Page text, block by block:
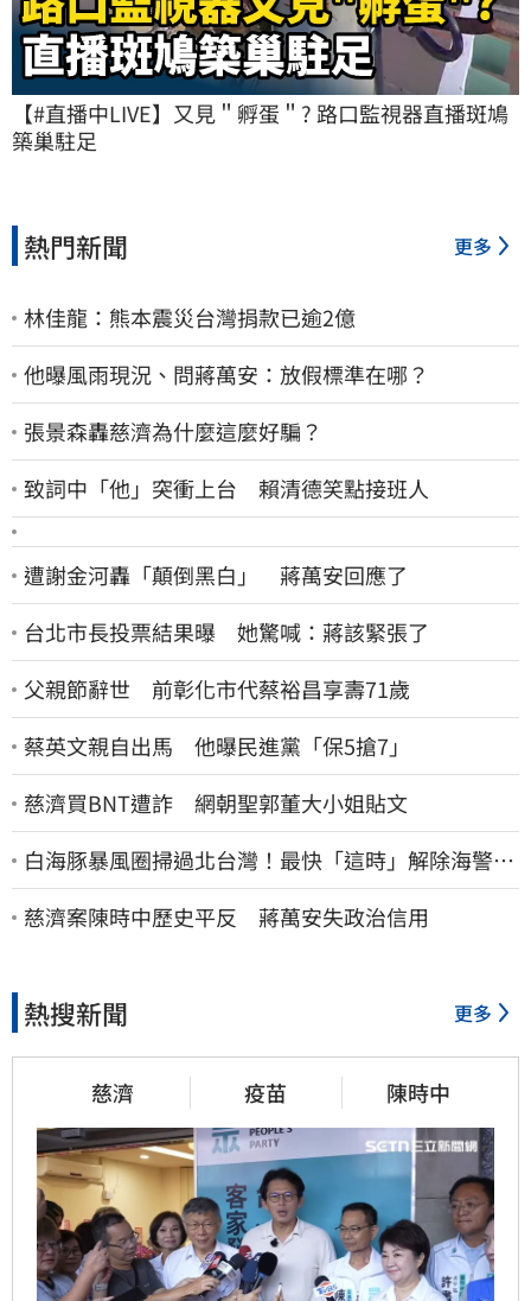
【#直播中LIVE】又見＂孵蛋＂? 路口監視器直播斑鳩
築巢駐足
熱門新聞 更多
林佳龍：熊本震災台灣捐款已逾2億
他曝風雨現況、問蔣萬安：放假標準在哪？
張景森轟慈濟為什麼這麼好騙？
致詞中「他」突衝上台 賴清德笑點接班人
遭謝金河轟「顛倒黑白」 蔣萬安回應了
台北市長投票結果曝 她驚喊：蔣該緊張了
父親節辭世 前彰化市代蔡裕昌享壽71歲
蔡英文親自出馬 他曝民進黨「保5搶7」
慈濟買BNT遭詐 網朝聖郭董大小姐貼文
白海豚暴風圈掃過北台灣！最快「這時」解除海警
9日停班停課一覽
慈濟案陳時中歷史平反 蔣萬安失政治信用
熱搜新聞 更多
慈濟 疫苗 陳時中